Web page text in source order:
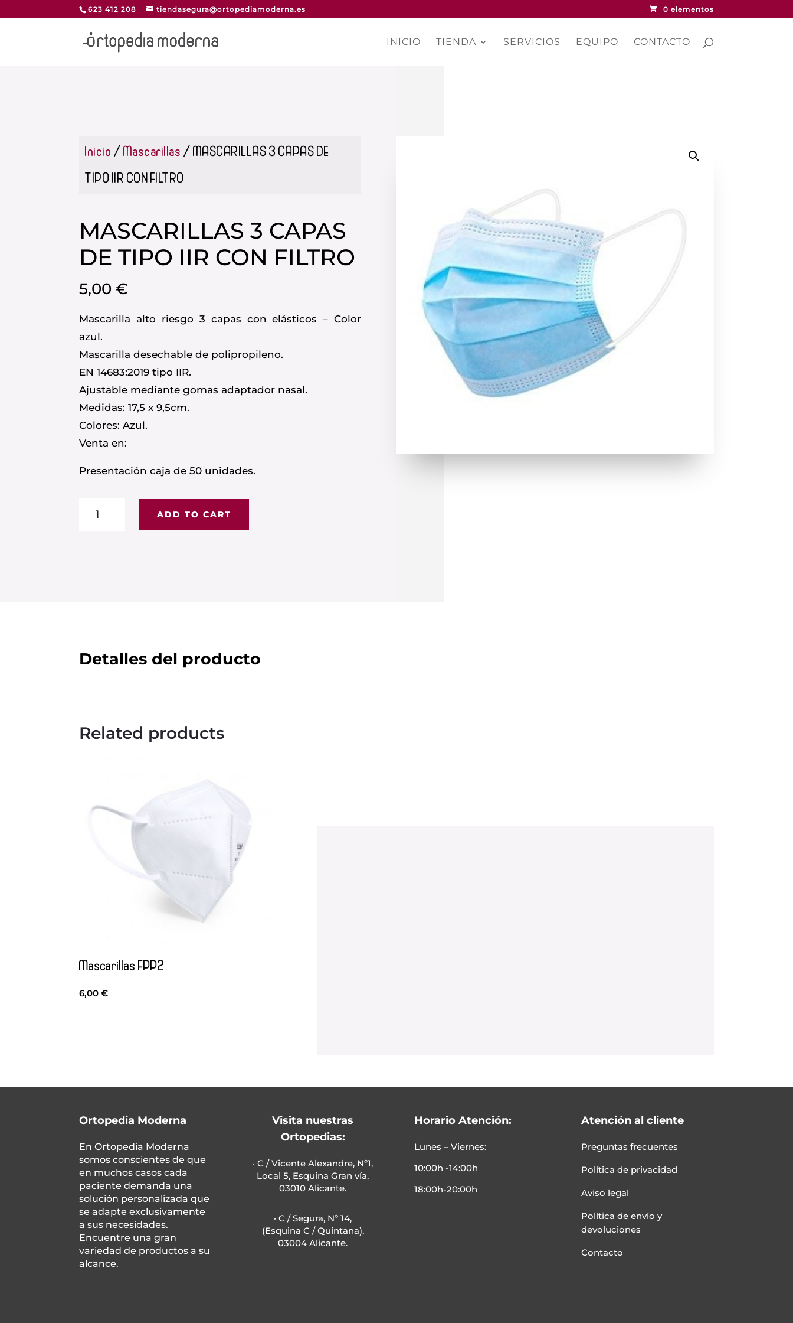
623 412 208 tiendasegura@ortopediamoderna.es 0 elementos
INICIO TIENDA SERVICIOS EQUIPO CONTACTO
Inicio/Mascarillas/ MASCARILLAS 3 CAPAS DE
TIPO IIR CON FILTRO
MASCARILLAS 3 CAPAS
DE TIPO IIR CON FILTRO
5,00€
Mascarilla alto riesgo 3 capas con elásticos – Color
azul.
Mascarilla desechable de polipropileno.
EN 14683:2019 tipo IIR.
Ajustable mediante gomas adaptador nasal.
Medidas: 17,5 x 9,5cm.
Colores: Azul.
Venta en:
Presentación caja de 50 unidades.
ADD TO CART
Detalles del producto
Related products
Mascarillas FPP2
6,00€
Ortopedia Moderna
EnOrtopedia Moderna
somos conscientes de que
en muchos casos cada
paciente demanda una
solución personalizada que
se adapte exclusivamente
a sus necesidades.
Encuentre una gran
variedad de productos a su
alcance.
Visita nuestras
Ortopedias:
· C / Vicente Alexandre, Nº1,
Local 5, Esquina Gran vía,
03010 Alicante.
· C / Segura, Nº 14,
(Esquina C / Quintana),
03004 Alicante.
Horario Atención:
Lunes – Viernes:
10:00h -14:00h
18:00h-20:00h
Atención al cliente
Preguntas frecuentes
Política de privacidad
Aviso legal
Política de envío y
devoluciones
Contacto